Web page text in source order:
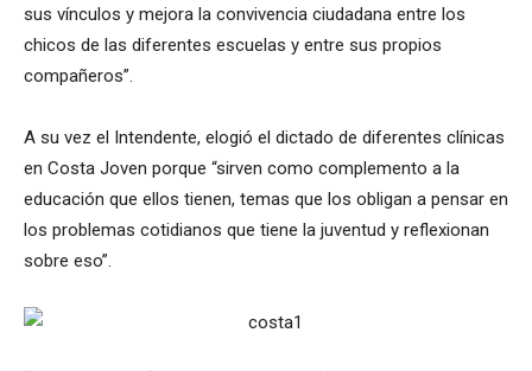
sus vínculos y mejora la convivencia ciudadana entre los
chicos de las diferentes escuelas y entre sus propios
compañeros”.
A su vez el Intendente, elogió el dictado de diferentes clínicas
en Costa Joven porque “sirven como complemento a la
educación que ellos tienen, temas que los obligan a pensar en
los problemas cotidianos que tiene la juventud y reflexionan
sobre eso”.